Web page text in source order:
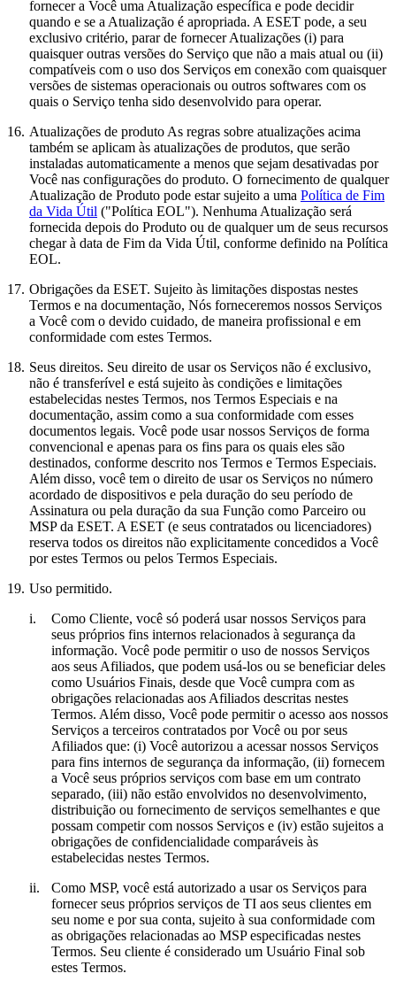
fornecer a Você uma Atualização específica e pode decidir
quando e se a Atualização é apropriada. A ESET pode, a seu
exclusivo critério, parar de fornecer Atualizações (i) para
quaisquer outras versões do Serviço que não a mais atual ou (ii)
compatíveis com o uso dos Serviços em conexão com quaisquer
versões de sistemas operacionais ou outros softwares com os
quais o Serviço tenha sido desenvolvido para operar.
16. Atualizações de produtoAs regras sobre atualizações acima
também se aplicam às atualizações de produtos, que serão
instaladas automaticamente a menos que sejam desativadas por
Você nas configurações do produto. O fornecimento de qualquer
Atualização de Produto pode estar sujeito a uma Política de Fim
da Vida Útil ("Política EOL"). Nenhuma Atualização será
fornecida depois do Produto ou de qualquer um de seus recursos
chegar à data de Fim da Vida Útil, conforme definido na Política
EOL.
17. Obrigações da ESET. Sujeito às limitações dispostas nestes
Termos e na documentação, Nós forneceremos nossos Serviços
a Você com o devido cuidado, de maneira profissional e em
conformidade com estes Termos.
18. Seus direitos. Seu direito de usar os Serviços não é exclusivo,
não é transferível e está sujeito às condições e limitações
estabelecidas nestes Termos, nos Termos Especiais e na
documentação, assim como a sua conformidade com esses
documentos legais. Você pode usar nossos Serviços de forma
convencional e apenas para os fins para os quais eles são
destinados, conforme descrito nos Termos e Termos Especiais.
Além disso, você tem o direito de usar os Serviços no número
acordado de dispositivos e pela duração do seu período de
Assinatura ou pela duração da sua Função como Parceiro ou
MSP da ESET. A ESET (e seus contratados ou licenciadores)
reserva todos os direitos não explicitamente concedidos a Você
por estes Termos ou pelos Termos Especiais.
19. Uso permitido.
i.
Como Cliente, você só poderá usar nossos Serviços para
seus próprios fins internos relacionados à segurança da
informação. Você pode permitir o uso de nossos Serviços
aos seus Afiliados, que podem usá-los ou se beneficiar deles
como Usuários Finais, desde que Você cumpra com as
obrigações relacionadas aos Afiliados descritas nestes
Termos. Além disso, Você pode permitir o acesso aos nossos
Serviços a terceiros contratados por Você ou por seus
Afiliados que: (i) Você autorizou a acessar nossos Serviços
para fins internos de segurança da informação, (ii) fornecem
a Você seus próprios serviços com base em um contrato
separado, (iii) não estão envolvidos no desenvolvimento,
distribuição ou fornecimento de serviços semelhantes e que
possam competir com nossos Serviços e (iv) estão sujeitos a
obrigações de confidencialidade comparáveis às
estabelecidas nestes Termos.
ii.
Como MSP, você está autorizado a usar os Serviços para
fornecer seus próprios serviços de TI aos seus clientes em
seu nome e por sua conta, sujeito à sua conformidade com
as obrigações relacionadas ao MSP especificadas nestes
Termos. Seu cliente é considerado um Usuário Final sob
estes Termos.